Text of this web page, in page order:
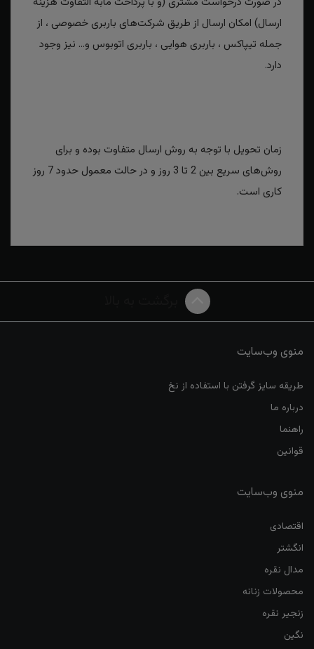
ارسال) امکان ارسال از طریق شرکت‌های باربری خصوصی ، از
جمله تیپاکس ، باربری هوایی ، باربری اتوبوس و... نیز وجود
دارد.
زمان تحویل با توجه به روش ارسال متفاوت بوده و برای
روش‌های سریع بین 2 تا 3 روز و در حالت معمول حدود 7 روز
کاری است.
منوی وب‌سایت
طریقه سایز گرفتن با استفاده از نخ
درباره ما
راهنما
قوانین
منوی وب‌سایت
اقتصادی
انگشتر
مدال نقره
محصولات زنانه
زنجیر نقره
نگین